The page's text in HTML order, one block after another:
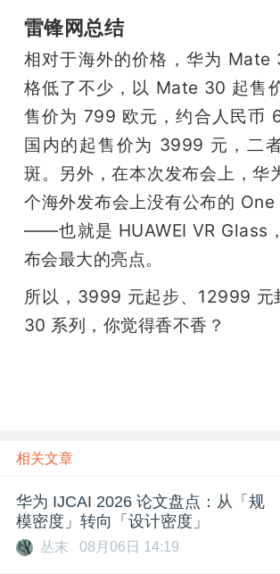
雷锋网总结
相对于海外的价格，华为 Mate
格低了不少，以 Mate 30 起售
售价为 799 欧元，约合人民币
国内的起售价为 3999 元，二
斑。另外，在本次发布会上，华
个海外发布会上没有公布的
——也就是 HUAWEI VR Glass
布会最大的亮点。
所以，3999 元起步、12999
30 系列，你觉得香不香？
相关文章
华为 IJCAI 2026 论文盘点：从「规
模密度」转向「设计密度」
丛末 08月06日 14:19